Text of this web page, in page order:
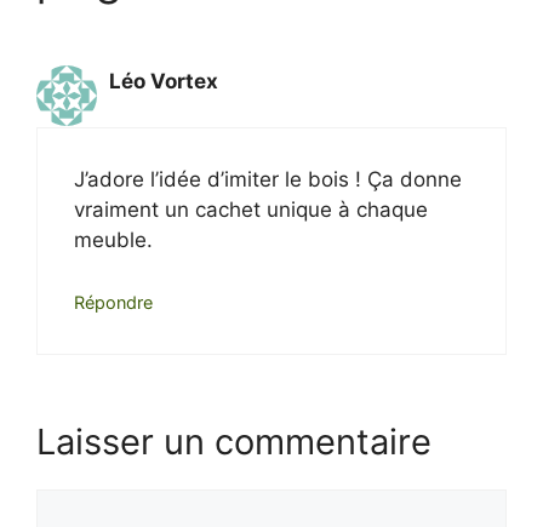
Léo Vortex
J’adore l’idée d’imiter le bois ! Ça donne
vraiment un cachet unique à chaque
meuble.
Répondre
Laisser un commentaire